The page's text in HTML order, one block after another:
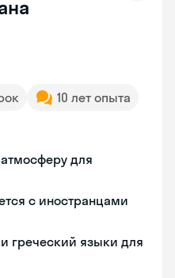
10 лет опыта
для
с иностранцами
греческий языки для